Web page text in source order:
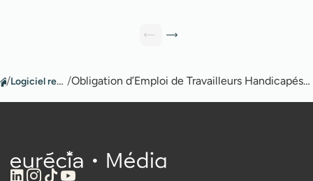
/ Logiciel recrutement / Obligation d’Emploi de Travailleurs Handicapés : comment faire son diagnostic ?